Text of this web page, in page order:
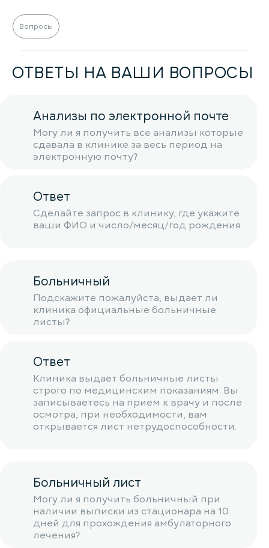
Вопросы
ОТВЕТЫ НА ВАШИ ВОПРОСЫ
Анализы по электронной почте
Могу ли я получить все анализы которые
сдавала в клинике за весь период на
электронную почту?
Ответ
Сделайте запрос в клинику, где укажите
ваши ФИО и число/месяц/год рождения.
Больничный
Подскажите пожалуйста, выдает ли
клиника официальные больничные
листы?
Ответ
Клиника выдает больничные листы
строго по медицинским показаниям. Вы
записываетесь на прием к врачу и после
осмотра, при необходимости, вам
открывается лист нетрудоспособности.
Больничный лист
Могу ли я получить больничный при
наличии выписки из стационара на 10
дней для прохождения амбулаторного
лечения?